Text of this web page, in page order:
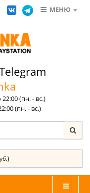
МЕНЮ
(пн. - вс.)
(пн. - вс.)